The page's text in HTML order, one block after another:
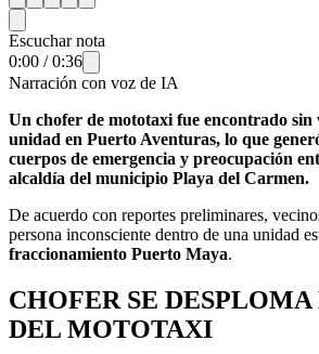
Escuchar nota
0:00 /0:36
Narración con voz de IA
Un chofer de mototaxi fue encontrado
unidad en Puerto Aventuras, lo que
cuerpos de emergencia y preocupación
alcaldía del municipio Playa del Carmen.
De acuerdo con reportes preliminares,
persona inconsciente dentro de una unidad
fraccionamiento Puerto Maya.
CHOFER SE DESPLOMA
DEL MOTOTAXI